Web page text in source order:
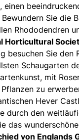
einen
Sie die
Rhododendren
Horticultural
besuchen Sie den
Schaugarten
mit
zu
Hever
durch den
das
von Englands